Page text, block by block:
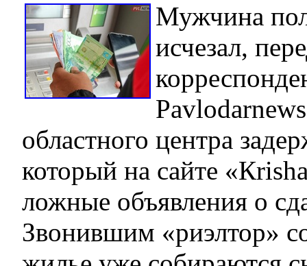
Мужчина
исчезал,
областного центра
который на сайте
ложные объявления о
Звонившим «риэлтор»